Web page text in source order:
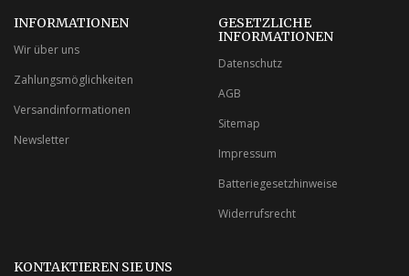
INFORMATIONEN
Wir über uns
Zahlungsmöglichkeiten
Versandinformationen
Newsletter
GESETZLICHE
INFORMATIONEN
Datenschutz
AGB
Sitemap
Impressum
Batteriegesetzhinweise
Widerrufsrecht
KONTAKTIEREN SIE UNS